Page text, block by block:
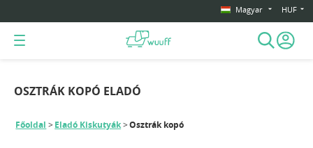
Magyar HUF
OSZTRÁK KOPÓ ELADÓ
Főoldal Eladó Kiskutyák Osztrák kopó